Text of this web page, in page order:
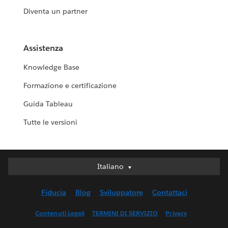
Diventa un partner
Assistenza
Knowledge Base
Formazione e certificazione
Guida Tableau
Tutte le versioni
Italiano
Italiano
English (UK)
Fiducia Blog Sviluppatore Contattaci
Contenuti Legali TERMINI DI SERVIZIO Privacy